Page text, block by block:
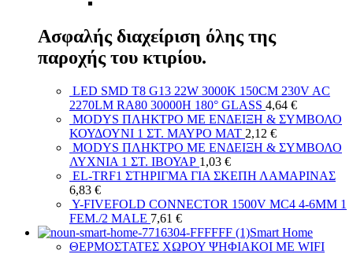
Ασφαλής διαχείριση όλης της
παροχής του κτιρίου.
LED SMD T8 G13 22W 3000K 150CM 230V AC
2270LM RA80 30000H 180° GLASS 4,64 €
MODYS ΠΛΗΚΤΡΟ ΜΕ ΕΝΔΕΙΞΗ & ΣΥΜΒΟΛΟ
ΚΟΥΔΟΥΝΙ 1 ΣΤ. ΜΑΥΡΟ ΜΑΤ 2,12 €
MODYS ΠΛΗΚΤΡΟ ΜΕ ΕΝΔΕΙΞΗ & ΣΥΜΒΟΛΟ
ΛΥΧΝΙΑ 1 ΣΤ. ΙΒΟΥΑΡ 1,03 €
EL-TRF1 ΣΤΗΡΙΓΜΑ ΓΙΑ ΣΚΕΠΗ ΛΑΜΑΡΙΝΑΣ
6,83 €
Y-FIVEFOLD CONNECTOR 1500V MC4 4-6MM 1
FEM./2 MALE 7,61 €
Smart Home
ΘΕΡΜΟΣΤΑΤΕΣ ΧΩΡΟΥ ΨΗΦΙΑΚΟΙ ΜΕ WIFI